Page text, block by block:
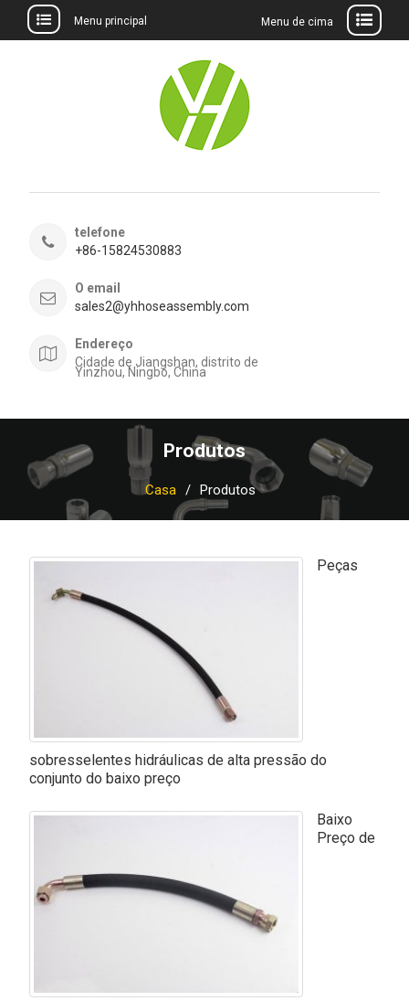
Menu principal Menu de cima
telefone
+86-15824530883
O email
sales2@yhhoseassembly.com
Endereço
Cidade de Jiangshan, distrito de
Yinzhou, Ningbo, China
Produtos
Casa Produtos
Peças
sobresselentes hidráulicas de alta pressão do
conjunto do baixo preço
Baixo
Preço de